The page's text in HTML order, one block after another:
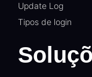
Update Log
Tipos de login